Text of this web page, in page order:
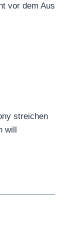
vor dem Aus
streichen